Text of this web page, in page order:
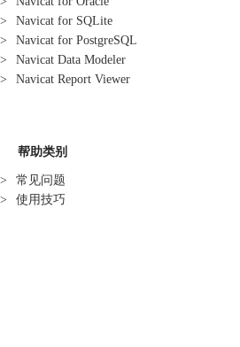
>
Navicat for SQLite
>
Navicat for PostgreSQL
>
Navicat Data Modeler
>
Navicat Report Viewer
帮助类别
>
常见问题
>
使用技巧